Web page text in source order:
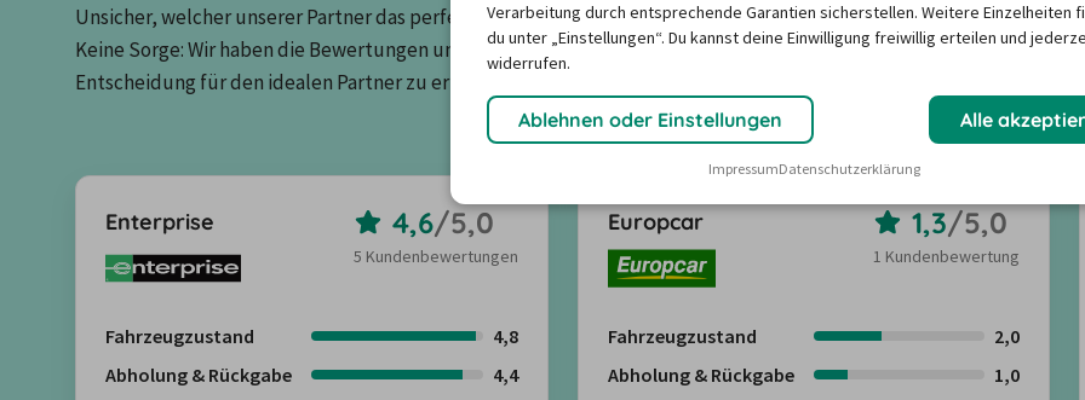
Unsicher, welcher unserer Partner das perfekte Match für die Mietwagen-Reise ist?
Keine Sorge: Wir haben die Bewertungen unserer Kunden zusammengestellt, um die
Entscheidung für den idealen Partner zu erleichtern.
Enterprise 4,6/5,0
5 Kundenbewertungen
Fahrzeugzustand
4,8
Abholung & Rückgabe
4,4
Europcar 1,3/5,0
1 Kundenbewertung
Fahrzeugzustand
2,0
Abholung & Rückgabe
1,0
Verarbeitung durch entsprechende Garantien sicherstellen. Weitere Einzelheiten
du unter „Einstellungen“. Du kannst deine Einwilligung freiwillig erteilen und
widerrufen.
Ablehnen oder Einstellungen Alle
ImpressumDatenschutzerklärung